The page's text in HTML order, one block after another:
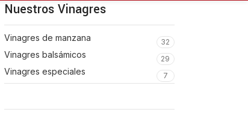
Nuestros Vinagres
Vinagres de manzana 32
Vinagres balsámicos 29
Vinagres especiales 7